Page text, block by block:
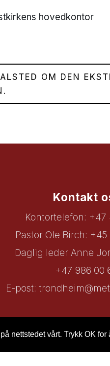
nettstedet vårt. Trykk OK
hovedkontor
OM DEN
Kontakt
Kontortelefon: +47
Pastor Ole Birch:
Daglig leder Anne
+47 986 00
E-post: